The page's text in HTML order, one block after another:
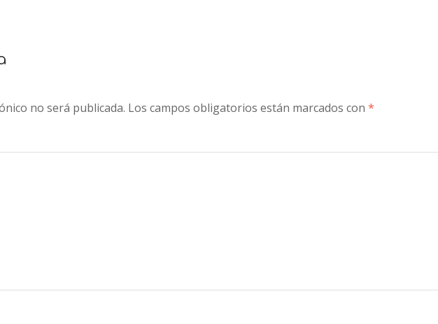
no será publicada. Los campos obligatorios están marcados con *